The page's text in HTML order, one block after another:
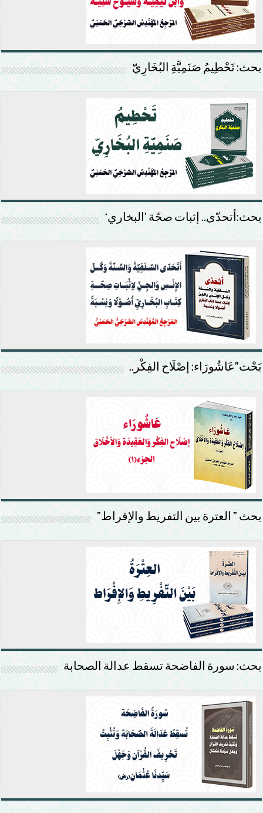
بحث: تَحْطِيمُ صَنَمِيَّةِ البُخَارِيّ
بحث:أتحدّى.. إثبات صحّة ’البخاري‘
بَحْث”عَاشُورَاء: إصْلَاح الفِكْر..
بحث ” العترة بين التفريط والإفراط”
بحث: سورة الفاضحة تسقط عدالة الصحابة